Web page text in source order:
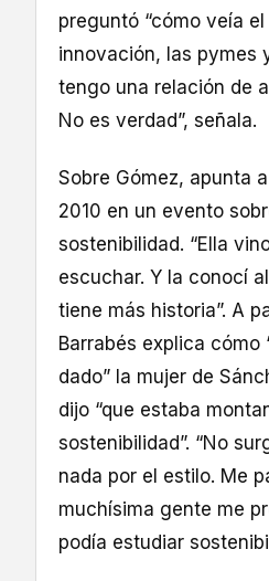
preguntó “cómo veía
innovación, las pymes
tengo una relación de
No es verdad”, señala.
Sobre Gómez, apunta
2010 en un evento
sostenibilidad. “Ella
escuchar. Y la conocí
tiene más historia”. A
Barrabés explica cómo
dado” la mujer de
dijo “que estaba
sostenibilidad”. “No
nada por el estilo. Me
muchísima gente me
podía estudiar